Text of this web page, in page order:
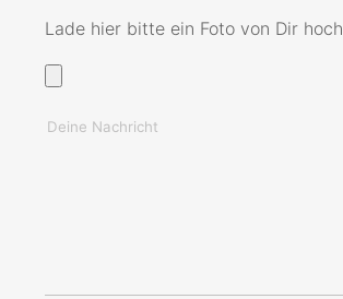
Lade hier bitte ein Foto von Dir hoch